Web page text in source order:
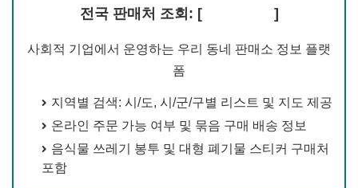
전국 판매처 조회: [종량제닷컴 ]
사회적 기업에서 운영하는 우리 동네 판매소 정보 플랫
폼
지역별 검색: 시/도, 시/군/구별 리스트 및 지도 제공
온라인 주문 가능 여부 및 묶음 구매 배송 정보
음식물 쓰레기 봉투 및 대형 폐기물 스티커 구매처
포함